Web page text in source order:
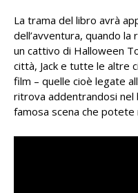
La trama del libro avrà
dell’avventura, quando
un cattivo di Halloween
città, Jack e tutte le altre
film – quelle cioè legate
ritrova addentrandosi nel
famosa scena che